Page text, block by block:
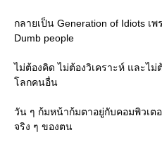
กลายเป็น Generation of Idiots เ
Dumb people
ไม่ต้องคิด ไม่ต้องวิเคราะห์ และไ
โลกคนอื่น
วัน ๆ ก้มหน้าก้มตาอยู่กับคอมพิวเ
จริง ๆ ของตน